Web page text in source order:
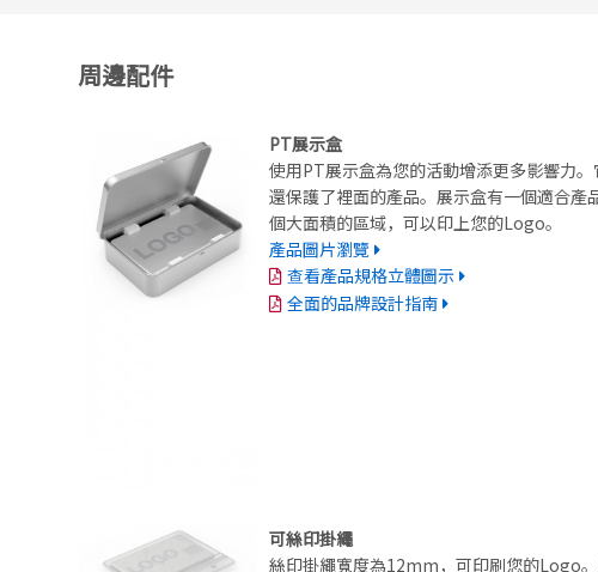
周邊配件
PT展示盒
使用PT展示盒為您的活動增添更多影響力
還保護了裡面的產品。展示盒有一個適合產
個大面積的區域，可以印上您的Logo。
產品圖片瀏覽
查看產品規格立體圖示
全面的品牌設計指南
可絲印掛繩
絲印掛繩寬度為12mm，可印刷您的Logo